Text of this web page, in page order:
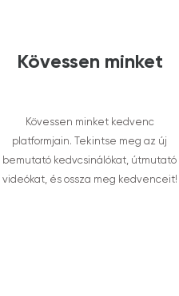
Kövessen minket
Kövessen minket kedvenc
platformjain. Tekintse meg az új
bemutató kedvcsinálókat, útmutató
videókat, és ossza meg kedvenceit!